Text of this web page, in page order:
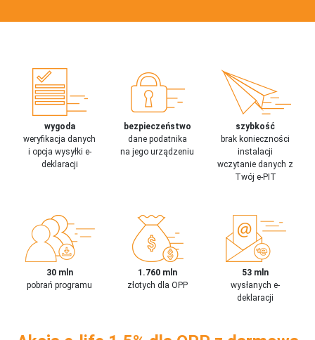
wygoda
weryfikacja danych
i opcja wysyłki e-
deklaracji
bezpieczeństwo
dane podatnika
na jego urządzeniu
szybkość
brak konieczności
instalacji
wczytanie danych z
Twój e-PIT
30 mln
pobrań programu
1.760 mln
złotych dla OPP
53 mln
wysłanych e-
deklaracji